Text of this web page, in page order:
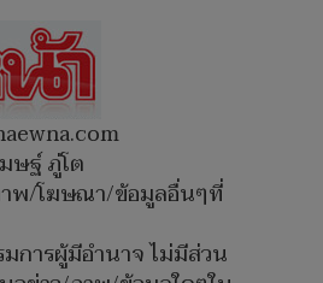
ษฐ์ ภู่โต
พ/โฆษณา/ข้อมูลอื่นๆที่
การผู้มีอำนาจ ไม่มีส่วน